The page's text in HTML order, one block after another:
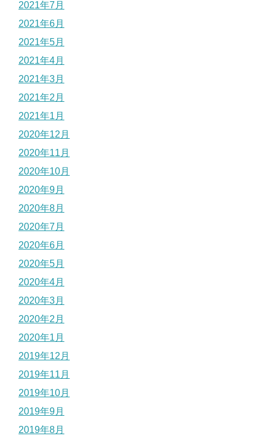
2021年7月
2021年6月
2021年5月
2021年4月
2021年3月
2021年2月
2021年1月
2020年12月
2020年11月
2020年10月
2020年9月
2020年8月
2020年7月
2020年6月
2020年5月
2020年4月
2020年3月
2020年2月
2020年1月
2019年12月
2019年11月
2019年10月
2019年9月
2019年8月